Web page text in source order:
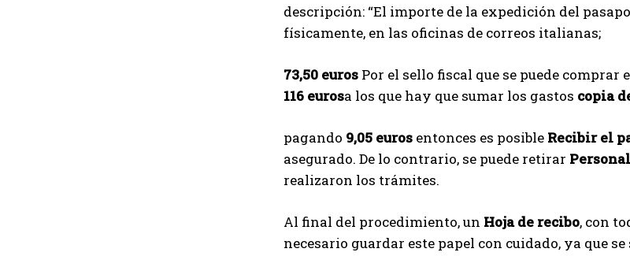
descripción: “El importe de la expedición del
físicamente, en las oficinas de correos italianas;
73,50 euros Por el sello fiscal que se puede comprar
116 eurosa los que hay que sumar los gastos copia
pagando 9,05 euros entonces es posible Recibir el
asegurado. De lo contrario, se puede retirar
realizaron los trámites.
Al final del procedimiento, un Hoja de recibo, con
necesario guardar este papel con cuidado, ya que